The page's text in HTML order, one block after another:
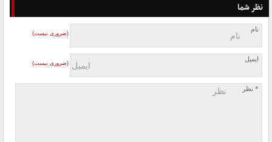
نظر شما
نام
(ضروری نیست)
ایمیل
(ضروری نیست)
* نظر